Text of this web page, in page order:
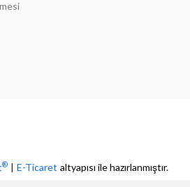
® | E-Ticaret altyapısı ile hazırlanmıştır.